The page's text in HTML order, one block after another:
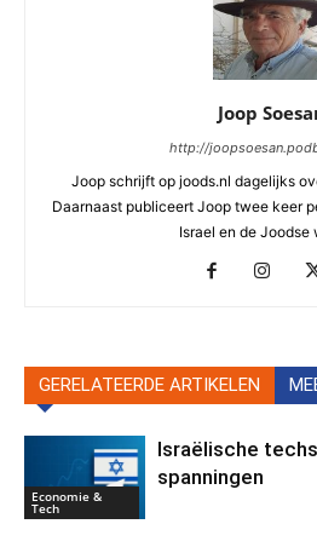
Joop
http://
Joop schrijft op joods.nl dagelijks
Daarnaast publiceert Joop twee keer
Israel en de Joodse
GERELATEERDE ARTIKELEN
Economie &
Tech
Israëlische
spanningen